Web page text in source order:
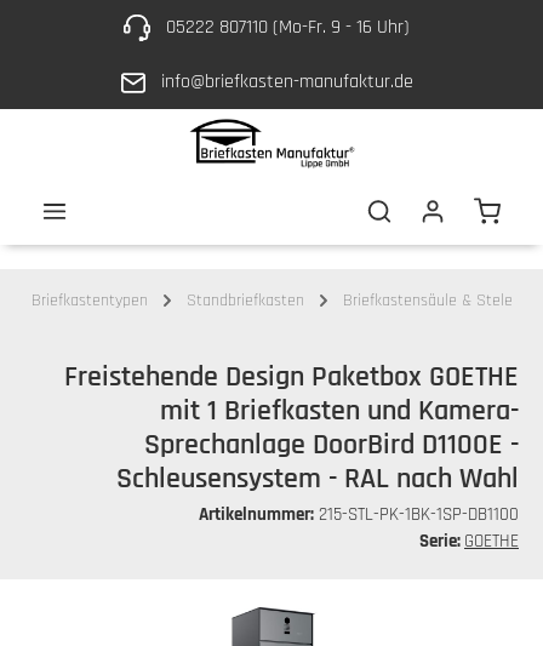
Zum Hauptinhalt springen05222 807110 (Mo-Fr. 9 - 16 Uhr)
info@briefkasten-manufaktur.de
Briefkastentypen Standbriefkasten Briefkastensäule & Stele
Freistehende Design Paketbox GOETHE
mit 1 Briefkasten und Kamera-
Sprechanlage DoorBird D1100E -
Schleusensystem - RAL nach Wahl
Artikelnummer: 215-STL-PK-1BK-1SP-DB1100
Serie: GOETHE